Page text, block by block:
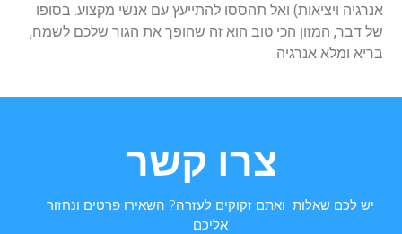
אנרגיה ויציאות) ואל תהססו להתייעץ עם אנשי מקצוע. בסופו
של דבר, המזון הכי טוב הוא זה שהופך את הגור שלכם לשמח,
בריא ומלא אנרגיה.
צרו קשר
יש לכם שאלות ואתם זקוקים לעזרה? השאירו פרטים ונחזור
אליכם